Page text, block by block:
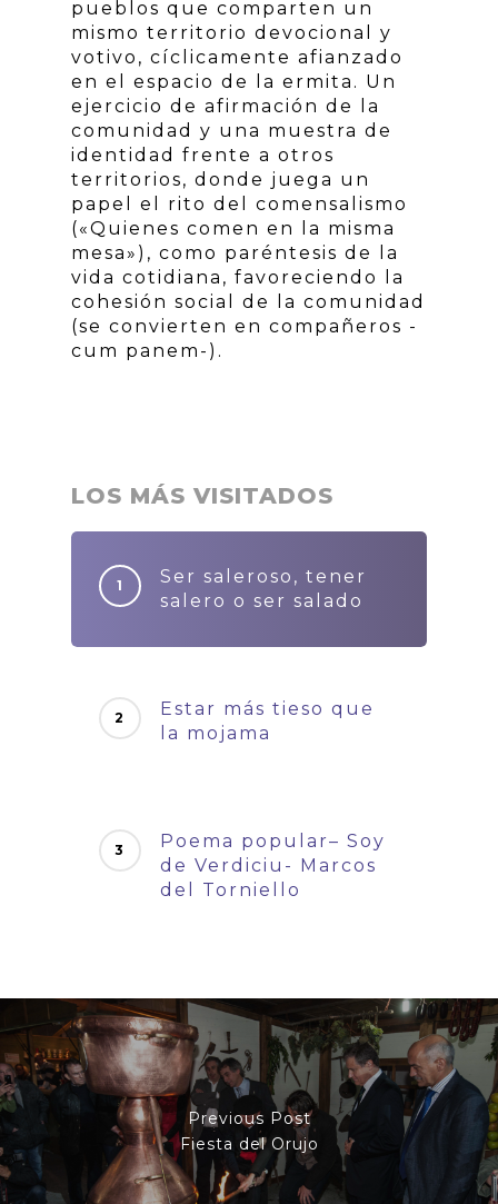
pueblos que comparten un
mismo territorio devocional y
votivo, cíclicamente afianzado
en el espacio de la ermita. Un
ejercicio de afirmación de la
comunidad y una muestra de
identidad frente a otros
territorios, donde juega un
papel el rito del comensalismo
(«Quienes comen en la misma
mesa»), como paréntesis de la
vida cotidiana, favoreciendo la
cohesión social de la comunidad
(se convierten en compañeros -
cum panem-).
LOS MÁS VISITADOS
Ser saleroso, tener
salero o ser salado
Estar más tieso que
la mojama
Poema popular– Soy
de Verdiciu- Marcos
del Torniello
Previous Post
Fiesta del Orujo